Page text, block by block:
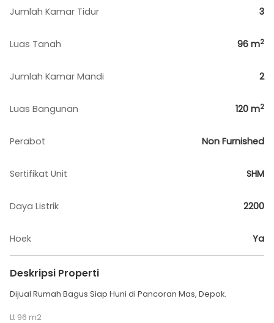
Jumlah Kamar Tidur 3
Luas Tanah 96 m2
Jumlah Kamar Mandi 2
Luas Bangunan 120 m2
Perabot Non Furnished
Sertifikat Unit SHM
Daya Listrik 2200
Hoek Ya
Deskripsi Properti
Dijual Rumah Bagus Siap Huni di Pancoran Mas, Depok.
Lt 96 m2